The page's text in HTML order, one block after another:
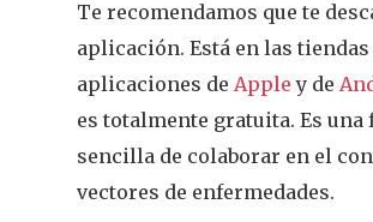
Te recomendamos que te
aplicación. Está en las tiendas
aplicaciones deApple y de
es totalmente gratuita. Es una
sencilla de colaborar en el
vectores de enfermedades.